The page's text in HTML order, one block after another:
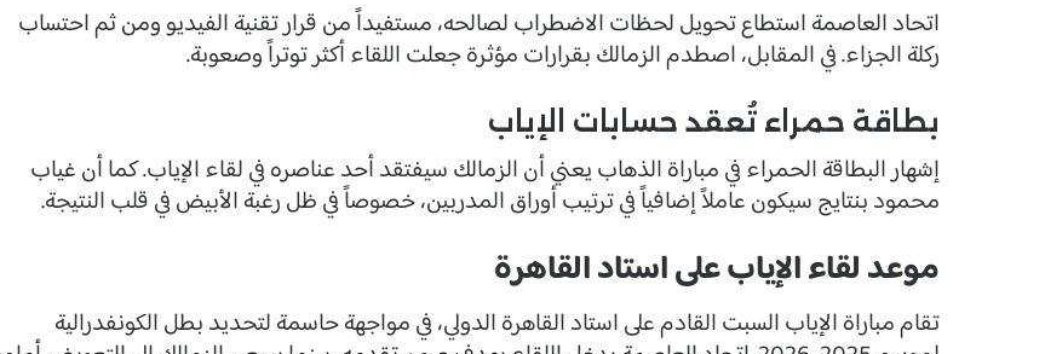
اتحاد العاصمة استطاع تحويل لحظات الاضطراب لصالحه، مستفيداً من قرار تقنية الفيديو ومن ثم احتساب
ركلة الجزاء. في المقابل، اصطدم الزمالك بقرارات مؤثرة جعلت اللقاء أكثر توتراً وصعوبة.
بطاقة حمراء تُعقد حسابات الإياب
إشهار البطاقة الحمراء في مباراة الذهاب يعني أن الزمالك سيفتقد أحد عناصره في لقاء الإياب. كما أن غياب
محمود بنتايج سيكون عاملاً إضافياً في ترتيب أوراق المدربين، خصوصاً في ظل رغبة الأبيض في قلب النتيجة.
موعد لقاء الإياب على استاد القاهرة
تقام مباراة الإياب السبت القادم على استاد القاهرة الدولي، في مواجهة حاسمة لتحديد بطل الكونفدرالية